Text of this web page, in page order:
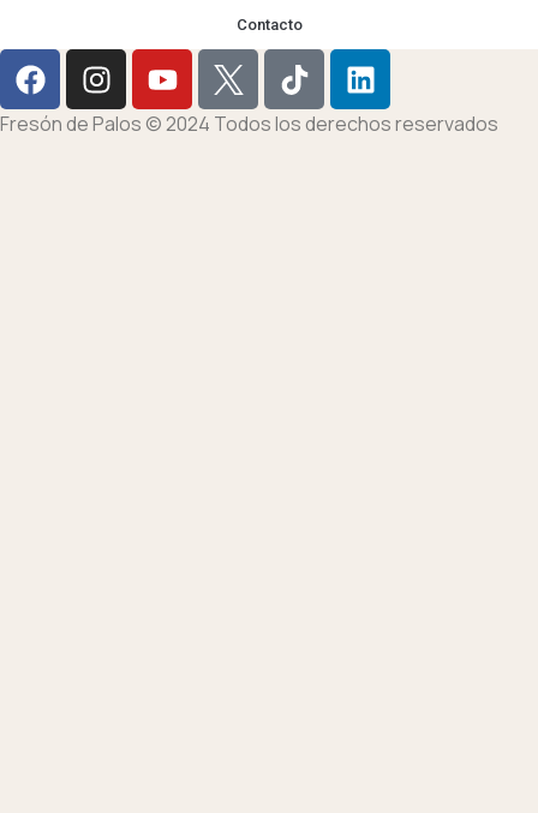
Contacto
Fresón de Palos © 2024 Todos los derechos reservados